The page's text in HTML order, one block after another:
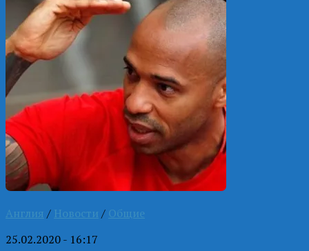
Англия / Новости / Общие
25.02.2020 - 16:17